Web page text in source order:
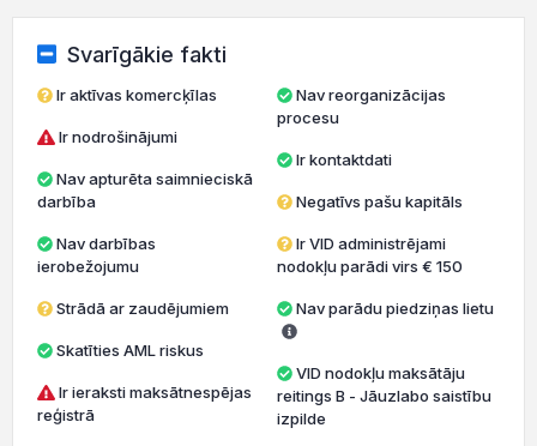
Svarīgākie fakti
Ir aktīvas komercķīlas
Ir nodrošinājumi
darbība
ierobežojumu
Strādā ar zaudējumiem
Skatīties AML riskus
Ir ieraksti maksātnespējas
reģistrā
Nav reorganizācijas
procesu
Ir kontaktdati
Negatīvs pašu kapitāls
Ir VID administrējami
nodokļu parādi virs € 150
Nav parādu piedziņas lietu
VID nodokļu maksātāju
reitings B - Jāuzlabo saistību
izpilde